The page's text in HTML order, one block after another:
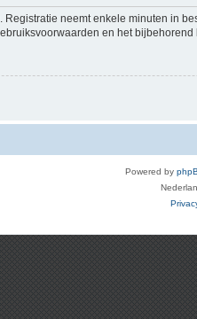
neemt enkele minuten in
en het
Powered by